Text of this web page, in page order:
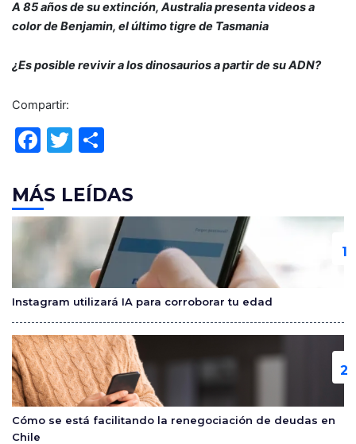
A 85 años de su extinción, Australia presenta videos a
color de Benjamin, el último tigre de Tasmania
¿Es posible revivir a los dinosaurios a partir de su ADN?
Compartir:
F
c
e
b
o
o
k
T
itt
er
m
p
ar
tir
MÁS LEÍDAS
Instagram utilizará IA para corroborar tu edad
Cómo se está facilitando la renegociación de deudas en
Chile